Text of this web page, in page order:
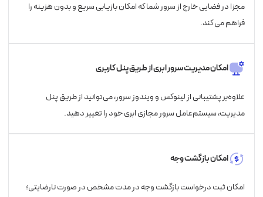
مجزا در فضایی خارج از سرور شما که امکان بازیابی سریع و بدون هزینه را
فراهم می کند.
امکان مدیریت سرور ابری از طریق پنل کاربری
علاوه‌بر پشتیبانی از لینوکس و ویندوز سرور، می‌توانید از طریق پنل
مدیریت، سیستم‌عامل سرور مجازی ابری خود را تغییر دهید.
امکان بازگشت وجه
امکان ثبت درخواست بازگشت وجه در مدت مشخص در صورت نارضایتی؛